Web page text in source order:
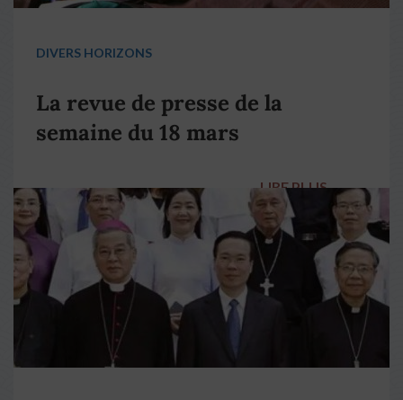
DIVERS HORIZONS
La revue de presse de la
semaine du 18 mars
LIRE PLUS →